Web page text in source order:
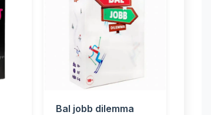
Bal jobb dilemma